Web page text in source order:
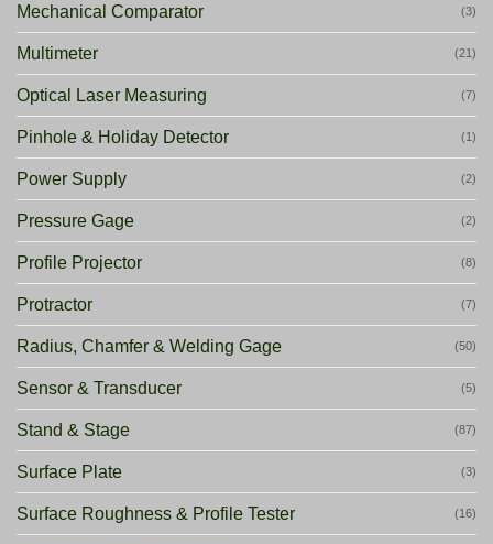
Mechanical Comparator (3)
Multimeter (21)
Optical Laser Measuring (7)
Pinhole & Holiday Detector (1)
Power Supply (2)
Pressure Gage (2)
Profile Projector (8)
Protractor (7)
Radius, Chamfer & Welding Gage (50)
Sensor & Transducer (5)
Stand & Stage (87)
Surface Plate (3)
Surface Roughness & Profile Tester (16)